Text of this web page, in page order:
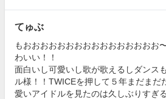
てゅぶ
もおおおおおおおおおおおおおおおお
わいい！！
面白いし可愛いし歌が歌えるしダンス
ル様！！TWICEを押して５年まだまだ
愛いアイドルを見たのは久しぶりすぎ